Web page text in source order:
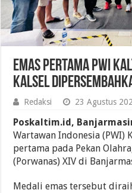
Emas Pertama PWI
Kalsel
Redaksi 23 Agustus
Poskaltim.id,
Wartawan Indonesia (PWI)
pertama pada Pekan
(Porwanas) XIV di
Medali emas tersebut